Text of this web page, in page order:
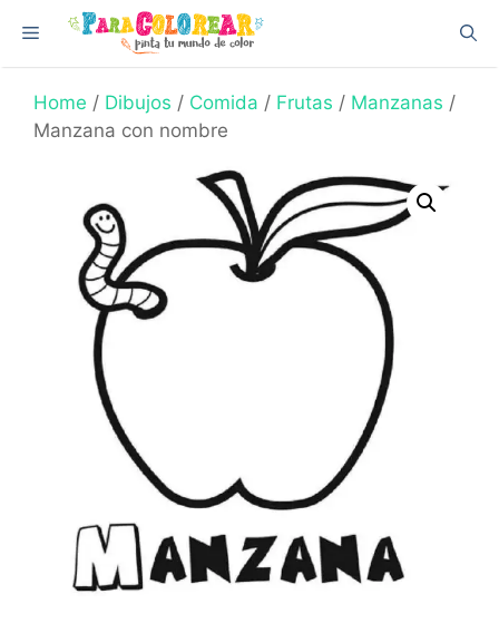
content
Menu
Home / Dibujos / Comida / Frutas / Manzanas /
Manzana con nombre